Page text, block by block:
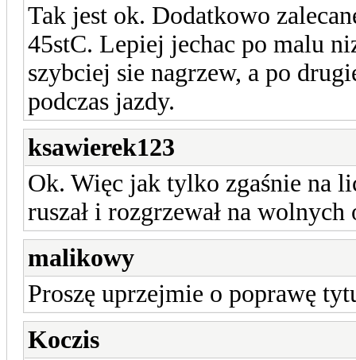
Tak jest ok. Dodatkowo
45stC. Lepiej jechac po malu
szybciej sie nagrzew, a po
podczas jazdy.
ksawierek123
Ok. Więc jak tylko zgaśnie na
ruszał i rozgrzewał na
malikowy
Proszę uprzejmie o poprawę
Koczis